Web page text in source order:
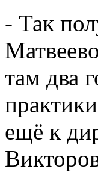
- Так
там два
ещё к